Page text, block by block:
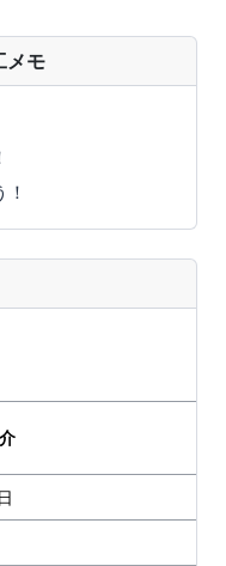
メモ